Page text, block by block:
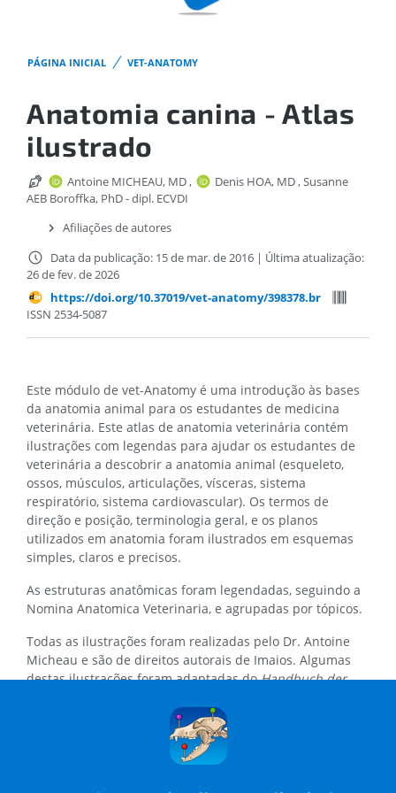
PÁGINA INICIAL VET-ANATOMY
Anatomia canina - Atlas
ilustrado
Antoine MICHEAU, MD, Denis HOA, MD,Susanne
AEB Boroffka, PhD - dipl. ECVDI
Afiliações de autores
Data da publicação: 15 de mar. de 2016 | Última atualização:
26 de fev. de 2026
https://doi.org/10.37019/vet-anatomy/398378.br
ISSN 2534-5087
Este módulo de vet-Anatomy é uma introdução às bases
da anatomia animal para os estudantes de medicina
veterinária. Este atlas de anatomia veterinária contém
ilustrações com legendas para ajudar os estudantes de
veterinária a descobrir a anatomia animal (esqueleto,
ossos, músculos, articulações, vísceras, sistema
respiratório, sistema cardiovascular). Os termos de
direção e posição, terminologia geral, e os planos
utilizados em anatomia foram ilustrados em esquemas
simples, claros e precisos.
As estruturas anatômicas foram legendadas, seguindo a
Nomina Anatomica Veterinaria, e agrupadas por tópicos.
Todas as ilustrações foram realizadas pelo Dr. Antoine
Micheau e são de direitos autorais de Imaios. Algumas
destas ilustrações foram adaptadas doHandbuch der
Universidade de Wisconsin Coleção Digital).